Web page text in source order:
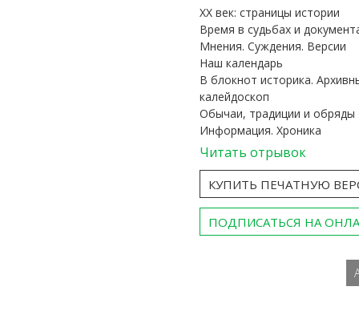
ХХ век: страницы истории
Время в судьбах и
Мнения. Суждения. Версии
Наш календарь
В блокнот историка.
калейдоскоп
Обычаи, традиции и обряды
Информация. Хроника
Читать отрывок
КУПИТЬ ПЕЧАТНУЮ
ПОДПИСАТЬСЯ НА